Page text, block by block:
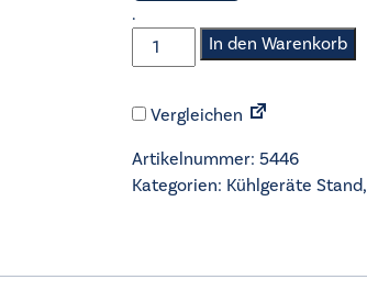
.
Nabo
-
Kühl-
-
KGK1746
In den Warenkorb
Vergleichen
Artikelnummer: 5446
Kategorien: Kühlgeräte Stand,